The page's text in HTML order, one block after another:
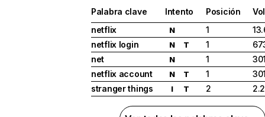
Palabra clave Intento Posición
netflix
N 1
netflix login
N T 1
net
N 1
netflix account
N T 1
stranger things
I T 2